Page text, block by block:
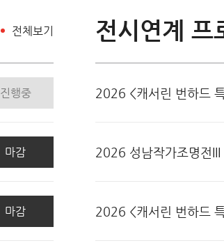
전체보기
진행중
마감
마감
전시연계 프
2026 <캐서린 번하드
2026 성남작가조명전III
2026 <캐서린 번하드